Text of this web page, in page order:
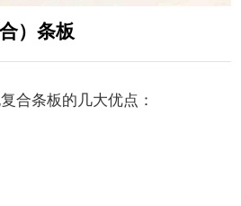
）条板
合条板的几大优点：